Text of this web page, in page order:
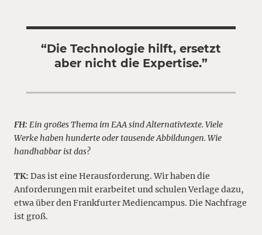
“Die Technologie hilft, ersetzt
aber nicht die Expertise.”
FH: Ein großes Thema im EAA sind Alternativtexte. Viele
Werke haben hunderte oder tausende Abbildungen. Wie
handhabbar ist das?
TK: Das ist eine Herausforderung. Wir haben die
Anforderungen mit erarbeitet und schulen Verlage dazu,
etwa über den Frankfurter Mediencampus. Die Nachfrage
ist groß.